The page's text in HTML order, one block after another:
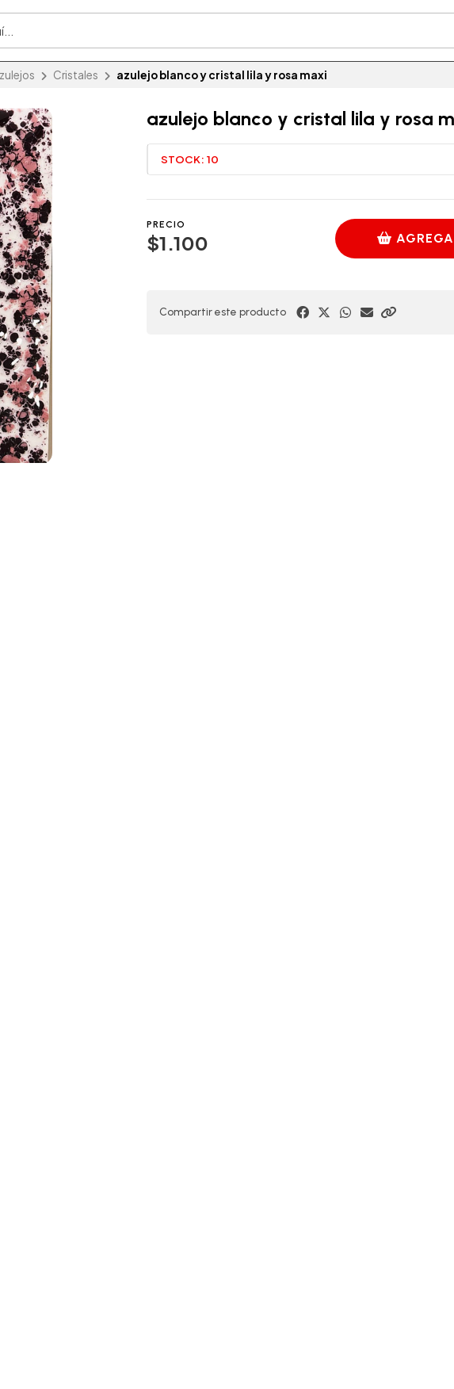
Cristales azulejo blanco y cristal lila y rosa maxi
azulejo blanco y cristal lila y rosa
STOCK: 10
PRECIO
$1.100
Compartir este producto